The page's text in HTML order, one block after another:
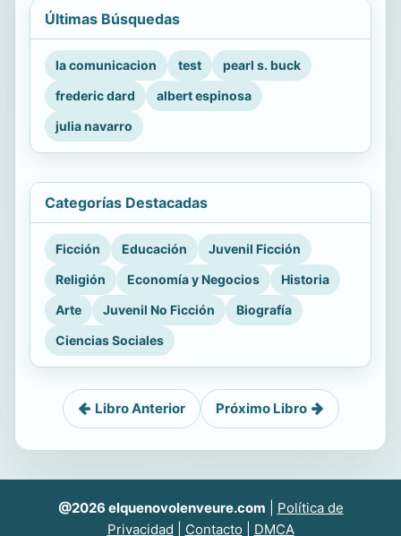
Últimas Búsquedas
la comunicacion test
pearl s. buck
frederic dard
albert espinosa
julia navarro
Categorías Destacadas
Ficción Educación
Juvenil Ficción
Religión
Economía y Negocios
Historia
Arte
Juvenil No Ficción
Biografía
Ciencias Sociales
Libro Anterior Próximo Libro
@2026 elquenovolenveure.com
Política de
Privacidad
Contacto DMCA